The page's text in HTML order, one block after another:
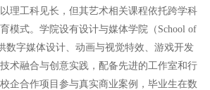
理工科见长，但其艺术相关课程依托跨学科
模式。学院设有设计与媒体学院（School of
数字媒体设计、动画与视觉特效、游戏开发
术融合与创意实践，配备先进的工作室和行
企合作项目参与真实商业案例，毕业生在数